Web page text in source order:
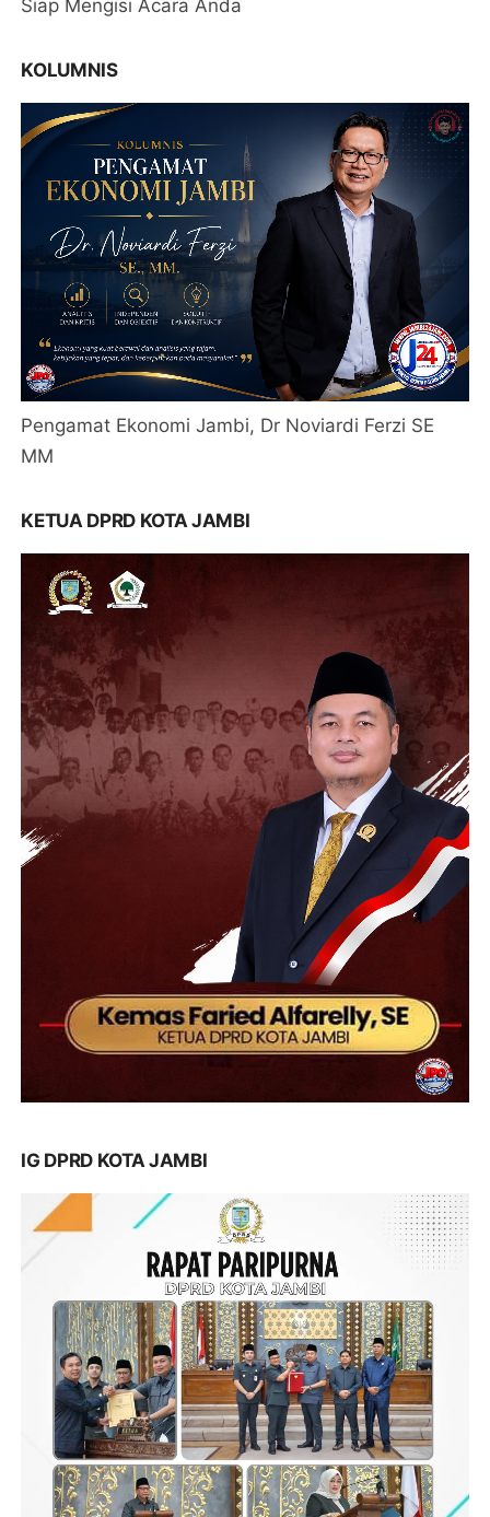
Siap Mengisi Acara Anda
KOLUMNIS
Pengamat Ekonomi Jambi, Dr Noviardi Ferzi SE
MM
KETUA DPRD KOTA JAMBI
IG DPRD KOTA JAMBI